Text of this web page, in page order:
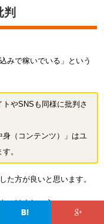
みで稼いでいる」という
やSNSも同様に批判さ
（コンテンツ）」はユ
。
た方が良いと思います。
つけましょう。
アクセスが集まるように